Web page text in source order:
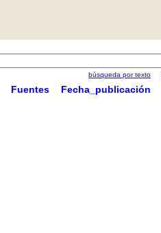
búsqueda por texto
Fuentes Fecha_publicación